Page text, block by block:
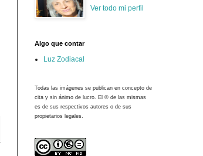
Ver todo mi perfil
Algo que contar
Luz Zodiacal
Todas las imágenes se publican en concepto de
cita y sin ánimo de lucro. El © de las mismas
es de sus respectivos autores o de sus
propietarios legales.